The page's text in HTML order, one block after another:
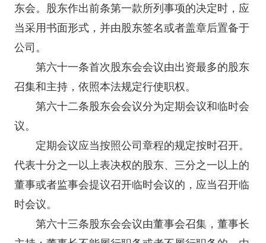
东会。股东作出前条第一款所列事项的决定时，应
当采用书面形式，并由股东签名或者盖章后置备于
公司。
第六十一条首次股东会会议由出资最多的股东
召集和主持，依照本法规定行使职权。
第六十二条股东会会议分为定期会议和临时会
议。
定期会议应当按照公司章程的规定按时召开。
代表十分之一以上表决权的股东、三分之一以上的
董事或者监事会提议召开临时会议的，应当召开临
时会议。
第六十三条股东会会议由董事会召集，董事长